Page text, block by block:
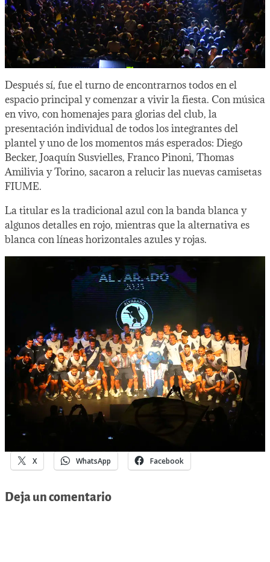
Después sí, fue el turno de encontrarnos todos en el
espacio principal y comenzar a vivir la fiesta. Con música
en vivo, con homenajes para glorias del club, la
presentación individual de todos los integrantes del
plantel y uno de los momentos más esperados: Diego
Becker, Joaquín Susvielles, Franco Pinoni, Thomas
Amilivia y Torino, sacaron a relucir las nuevas camisetas
FIUME.
La titular es la tradicional azul con la banda blanca y
algunos detalles en rojo, mientras que la alternativa es
blanca con líneas horizontales azules y rojas.
X WhatsApp Facebook
Deja un comentario